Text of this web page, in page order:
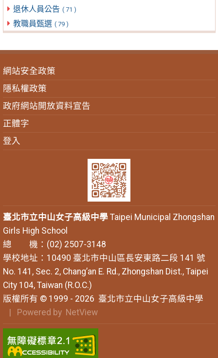
退休人員公告 ( 71 )
教職員甄選 ( 79 )
網站安全政策
隱私權政策
政府網站開放資料宣告
正體字
登入
臺北市立中山女子高級中學Taipei Municipal Zhongshan
Girls High School
總 機：(02) 2507-3148
學校地址：10490 臺北市中山區長安東路二段 141 號
No. 141, Sec. 2, Chang’an E. Rd., Zhongshan Dist., Taipei
City 104, Taiwan (R.O.C.)
版權所有 © 1999 - 2026 臺北市立中山女子高級中學
| Powered by NetView